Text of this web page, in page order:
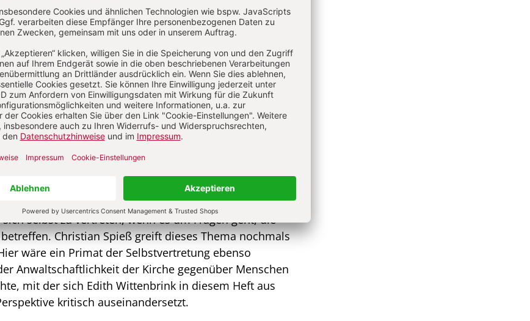
Selbstvertretung.
zum Dreh-und Angelpunkt einer politischen Ethik
machen. Nicht selten liegen die Gründe für defizitä­re
ja gar nicht in den Persönlichkeitsmerkma­
jeweils be­nachteiligter Menschen, sondern in ge­
Dyna­miken, die die Artikulation bestimmter
So ist es etwa das Kernanliegen der Sexarbeiterin
in der Berufsver­bandsarbeit Kolleg:innen
aber auch vom anwaltschaft­lichen Engagement
im Interview in diesem Heft sagt, dass ihre
der Sexarbeit beteiligt wird und nicht wie
ausgegangen wird, dass Sexarbeitende ohnedies
selbst zu vertreten, wenn es um Fragen geht, die
Christian Spieß greift dieses Thema nochmals
wäre ein Primat der Selbstver­tretung ebenso
Anwaltschaftlichkeit der Kirche gegen­über Menschen
mit der sich Edith Wittenbrink in die­sem Heft aus
kritisch auseinandersetzt.